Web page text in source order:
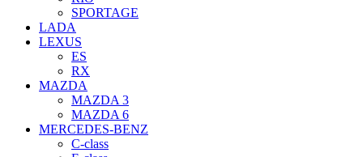
SPORTAGE
LADA
LEXUS
ES
RX
MAZDA
MAZDA 3
MAZDA 6
MERCEDES-BENZ
C-class